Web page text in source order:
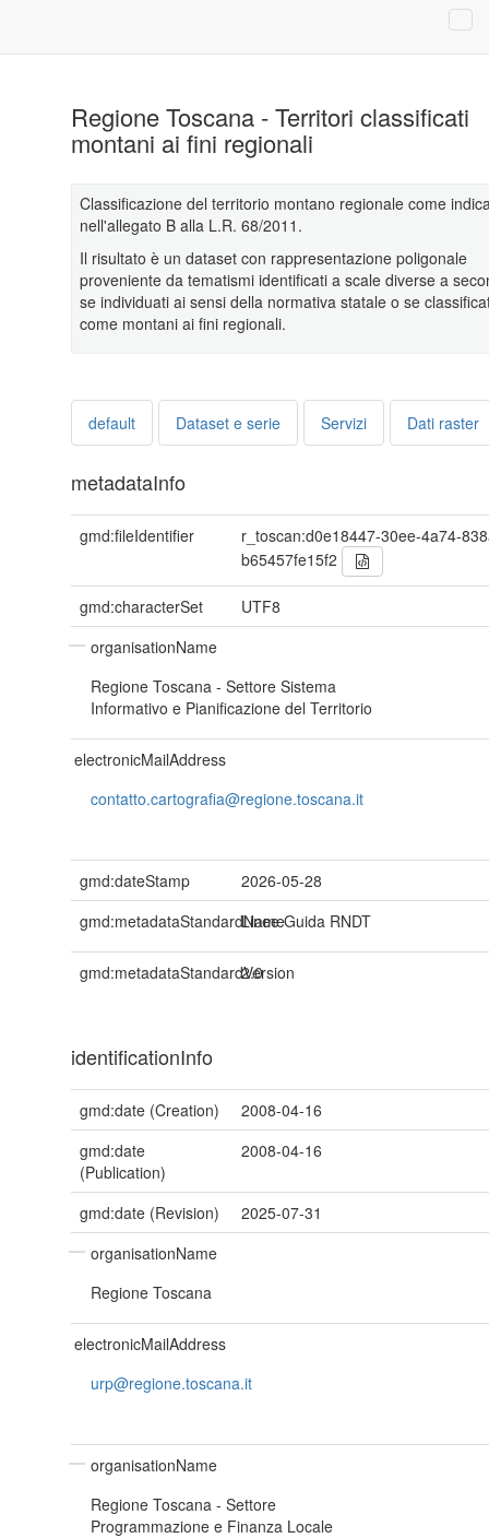
Regione Toscana - Territori classificati
montani ai fini regionali
Classificazione del territorio montano regionale come
nell'allegato B alla L.R. 68/2011.
Il risultato è un dataset con rappresentazione poligonale
proveniente da tematismi identificati a scale diverse a
se individuati ai sensi della normativa statale o se
come montani ai fini regionali.
default Dataset e serie Servizi Dati raster
metadataInfo
gmd:fileIdentifier
r_toscan:d0e18447-30ee-4a74-
b65457fe15f2
gmd:characterSet
UTF8
organisationName
Regione Toscana - Settore Sistema
Informativo e Pianificazione del Territorio
electronicMailAddress
contatto.cartografia@regione.toscana.it
gmd:dateStamp
2026-05-28
gmd:metadataStandardNameLinee Guida RNDT
gmd:metadataStandardVersion
2.0
identificationInfo
gmd:date (Creation)
2008-04-16
gmd:date
(Publication)
2008-04-16
gmd:date (Revision)
2025-07-31
organisationName
Regione Toscana
electronicMailAddress
urp@regione.toscana.it
organisationName
Regione Toscana - Settore
Programmazione e Finanza Locale